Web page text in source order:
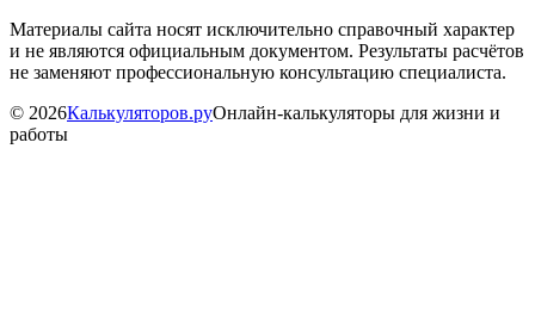
Материалы сайта носят исключительно справочный характер
и не являются официальным документом. Результаты расчётов
не заменяют профессиональную консультацию специалиста.
© 2026Калькуляторов.руОнлайн-калькуляторы для жизни и
работы